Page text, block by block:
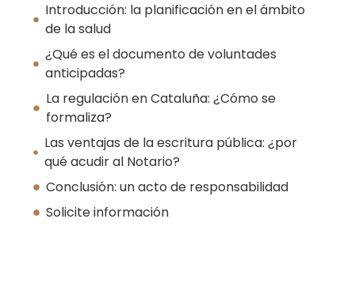
Introducción: la planificación en el ámbito
de la salud
¿Qué es el documento de voluntades
anticipadas?
La regulación en Cataluña: ¿Cómo se
formaliza?
Las ventajas de la escritura pública: ¿por
qué acudir al Notario?
Conclusión: un acto de responsabilidad
Solicite información